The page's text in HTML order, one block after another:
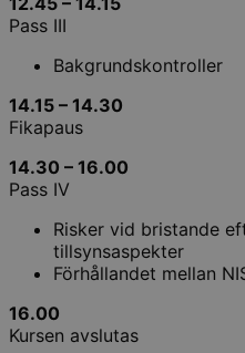
Pass III
Bakgrundskontroller
14.15 – 14.30
Fikapaus
14.30 – 16.00
Pass IV
Risker vid bristande
tillsynsaspekter
Förhållandet mellan
16.00
Kursen avslutas